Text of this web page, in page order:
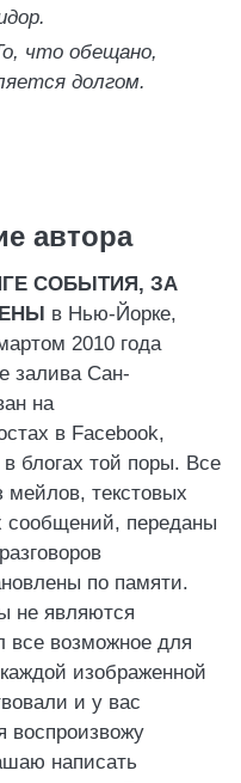
что обещано,
долгом.
автора
СОБЫТИЯ, ЗА
в Нью-Йорке,
2010 года
залива Сан-
на
в Facebook,
блогах той поры. Все
мейлов, текстовых
переданы
по памяти.
не являются
все возможное для
изображенной
и у вас
воспроизвожу
написать